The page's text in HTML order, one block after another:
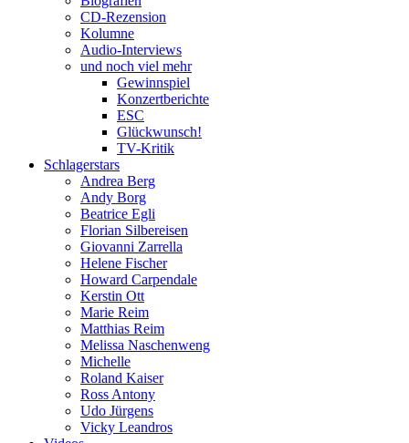
CD-Rezension
Kolumne
Audio-Interviews
und noch viel mehr
Gewinnspiel
Konzertberichte
ESC
Glückwunsch!
TV-Kritik
Schlagerstars
Andrea Berg
Andy Borg
Beatrice Egli
Florian Silbereisen
Giovanni Zarrella
Helene Fischer
Howard Carpendale
Kerstin Ott
Marie Reim
Matthias Reim
Melissa Naschenweng
Michelle
Roland Kaiser
Ross Antony
Udo Jürgens
Vicky Leandros